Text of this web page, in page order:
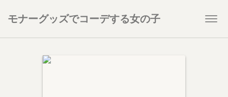
モナーグッズでコーデする女の子